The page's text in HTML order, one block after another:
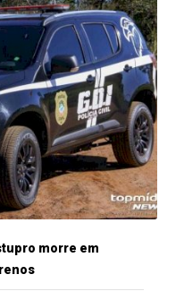
morre em